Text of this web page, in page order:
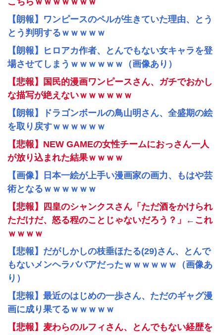
【朗報】ワンピースのペルが生きていた理由、とう
とう判明するｗｗｗｗｗ
【朗報】ヒロアカ作者、とんでもない女キャラを登
場させてしまうｗｗｗｗｗｗ（画像あり）
【悲報】国民的漫画ワンピースさん、ガチでおかし
な描写が絶えないｗｗｗｗｗｗ
【朗報】ドラゴンボールの鳥山明さん、全盛期の絵
を取り戻すｗｗｗｗｗｗ
【悲報】NEW GAMEの女性チームにおっさん一人
が放り込まれた結果ｗｗｗｗ
【画像】日本一絵が上手い漫画家の画力、もはや芸
術となるｗｗｗｗｗｗ
【悲報】四皇のシャンクスさん「ただ酒をかけられ
ただけだ、怒る程のことじゃないだろう？」←これ
ｗｗｗｗ
【悲報】だがしかしの枝垂ほたる(29)さん、とんで
もないメンヘラババアだったｗｗｗｗｗｗ（画像あ
り）
【悲報】最近のはじめの一歩さん、ただのギャグ漫
画に成り果てるｗｗｗｗｗ
【悲報】麦わらのルフィさん、とんでもない経歴を